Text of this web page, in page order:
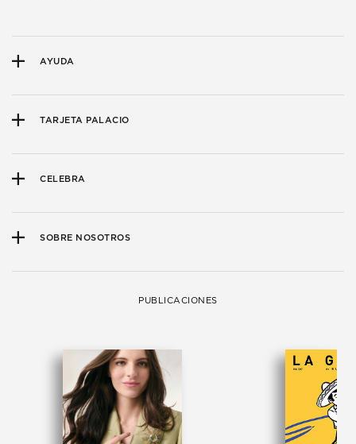
AYUDA
TARJETA PALACIO
CELEBRA
SOBRE NOSOTROS
PUBLICACIONES